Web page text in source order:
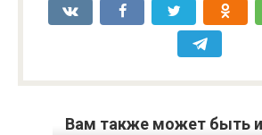
Вам также может быть